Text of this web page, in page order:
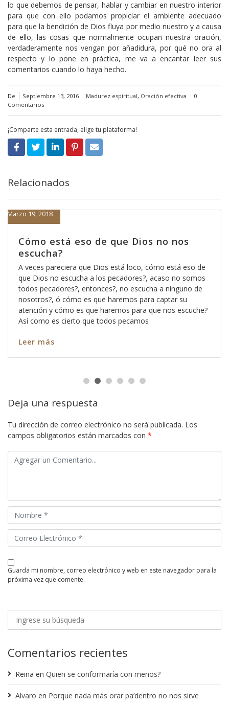
lo que debemos de pensar, hablar y cambiar en nuestro interior
para que con ello podamos propiciar el ambiente adecuado
para que la bendición de Dios fluya por medio nuestro y a causa
de ello, las cosas que normalmente ocupan nuestra oración,
verdaderamente nos vengan por añadidura, por qué no ora al
respecto y lo pone en práctica, me va a encantar leer sus
comentarios cuando lo haya hecho.
De Septiembre 13, 2016 Madurez espiritual, Oración efectiva
0
Comentarios
¡Comparte esta entrada, elige tu plataforma!
Relacionados
Cómo está eso de que Dios no nos
escucha?
Marzo 19, 2018
A veces pareciera que Dios está loco, cómo está eso de
que Dios no escucha a los pecadores?, acaso no somos
todos pecadores?, entonces?, no escucha a ninguno de
nosotros?, ó cómo es que haremos para captar su
atención y cómo es que haremos para que nos escuche?
Así como es cierto que todos pecamos
Leer más
Deja una respuesta
Tu dirección de correo electrónico no será publicada. Los
campos obligatorios están marcados con *
guarda mi nombre, correo electrónico y web en este navegador para la
próxima vez que comente.
Comentarios recientes
Reina en Quien se conformaría con menos?
Alvaro en Porque nada más orar pa’dentro no nos sirve